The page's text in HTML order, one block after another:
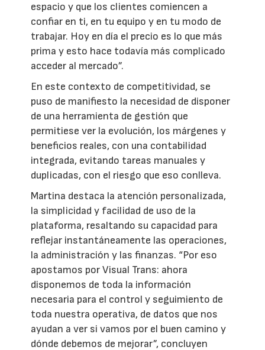
espacio y que los clientes comiencen a
confiar en ti, en tu equipo y en tu modo de
trabajar. Hoy en día el precio es lo que más
prima y esto hace todavía más complicado
acceder al mercado”.
En este contexto de competitividad, se
puso de manifiesto la necesidad de disponer
de una herramienta de gestión que
permitiese ver la evolución, los márgenes y
beneficios reales, con una contabilidad
integrada, evitando tareas manuales y
duplicadas, con el riesgo que eso conlleva.
Martina destaca la atención personalizada,
la simplicidad y facilidad de uso de la
plataforma, resaltando su capacidad para
reflejar instantáneamente las operaciones,
la administración y las finanzas. “Por eso
apostamos por Visual Trans: ahora
disponemos de toda la información
necesaria para el control y seguimiento de
toda nuestra operativa, de datos que nos
ayudan a ver si vamos por el buen camino y
dónde debemos de mejorar”, concluyen